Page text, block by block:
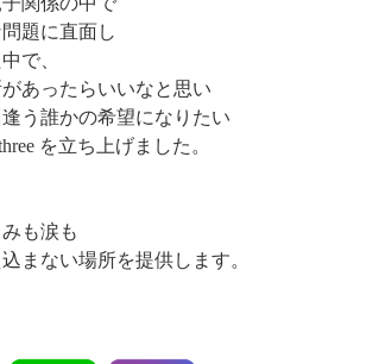
題に直面し
で、
あったらいいなと思い
う誰かの希望になりたい
を立ち上げました。
も涙も
まない場所を提供します。